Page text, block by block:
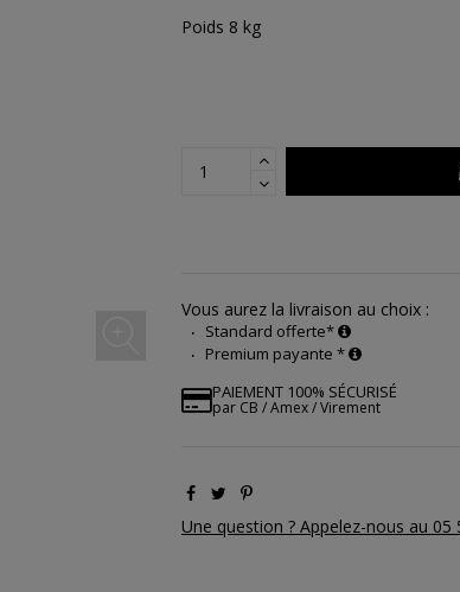
Poids 8 kg
Vous aurez la livraison au choix :
Standard offerte*
Premium payante *
PAIEMENT 100% SÉCURISÉ
par CB / Amex / Virement
Une question ? Appelez-nous au 05